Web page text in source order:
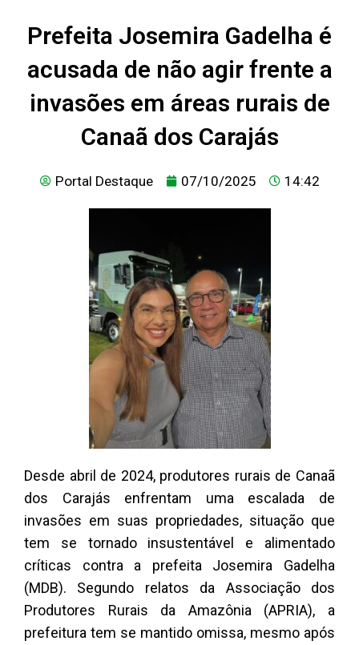
Prefeita Josemira Gadelha é
acusada de não agir frente a
invasões em áreas rurais de
Canaã dos Carajás
Portal Destaque 07/10/2025 14:42
Desde abril de 2024, produtores rurais de Canaã
dos Carajás enfrentam uma escalada de
invasões em suas propriedades, situação que
tem se tornado insustentável e alimentado
críticas contra a prefeita Josemira Gadelha
(MDB). Segundo relatos da Associação dos
Produtores Rurais da Amazônia (APRIA), a
prefeitura tem se mantido omissa, mesmo após